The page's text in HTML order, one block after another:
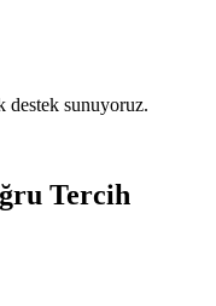
destek sunuyoruz.
Tercih